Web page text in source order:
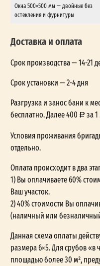
Окна 500×500 мм — двойные без
остекления и фурнитуры
Доставка и оплата
Срок производства — 14-21
Срок установки — 2-4 дня
Разгрузка и занос бани к
бесплатно. Далее 400
за
Условия проживания
отдельно.
Оплата происходит в два
1) Вы оплачиваете 60%
Ваш участок.
2) 40% стоимости Вы
(наличный или
Данная схема оплаты
размера 6×5. Для срубов «в
площадью более 30 м²,